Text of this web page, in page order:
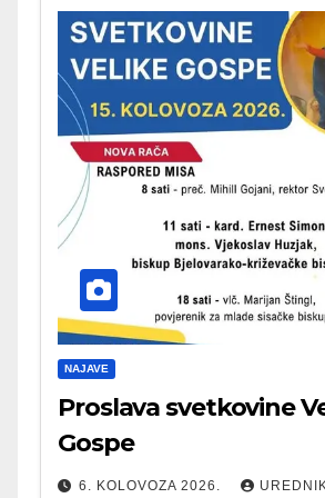
NAJAVE
Proslava svetkovine
Gospe
6. KOLOVOZA 2026.